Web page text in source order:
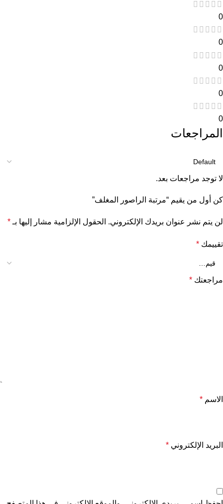
0
0
0
0
0
المراجعات
لا توجد مراجعات بعد.
كن أول من يقيم “مرتبة الراصور المغلف”
لن يتم نشر عنوان بريدك الإلكتروني. الحقول الإلزامية مشار إليها بـ *
تقييمك *
مراجعتك *
الاسم *
البريد الإلكتروني *